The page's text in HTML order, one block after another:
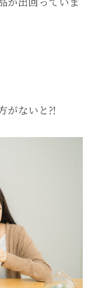
がないと⁈